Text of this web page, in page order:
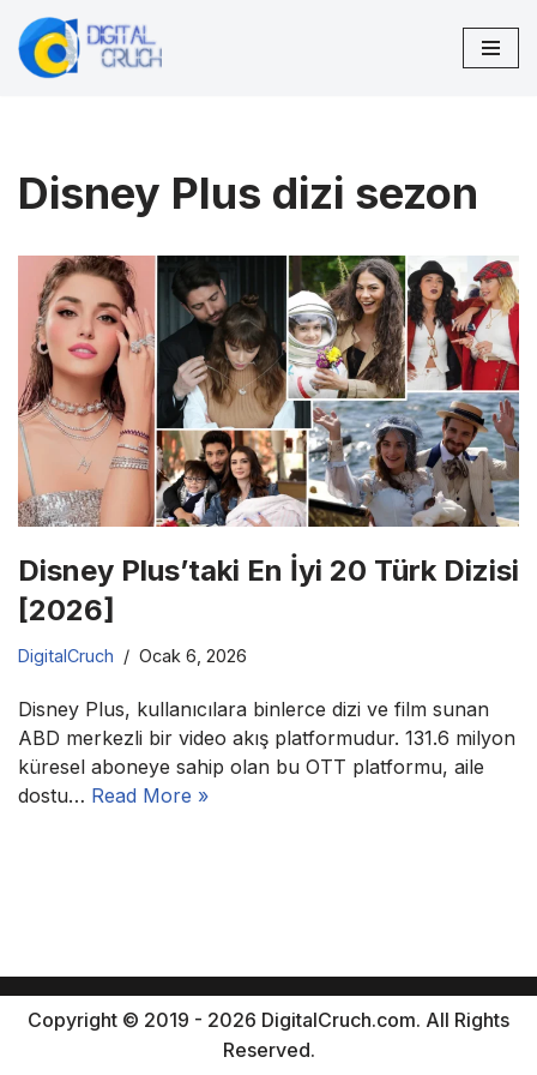
İçeriğe
Disney Plus dizi sezon
Disney Plus’taki En İyi 20 Türk Dizisi
[2026]
DigitalCruch Ocak 6, 2026
Disney Plus, kullanıcılara binlerce dizi ve film sunan
ABD merkezli bir video akış platformudur. 131.6 milyon
küresel aboneye sahip olan bu OTT platformu, aile
dostu… Read More »
Copyright © 2019 - 2026 DigitalCruch.com. All Rights
Reserved.